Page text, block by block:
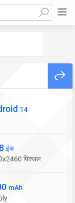
14
इंच
पिक्सल
mAh